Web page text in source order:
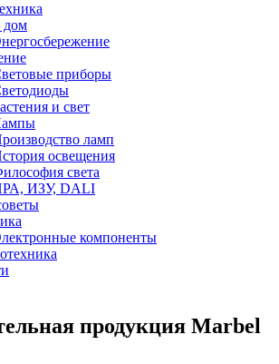
приборы
и свет
ламп
освещения
света
ИЗУ, DALI
компоненты
продукция Marbel